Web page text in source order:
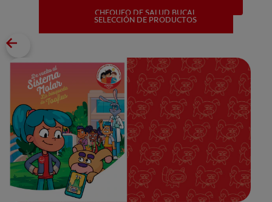
MISIÓN
CHEQUEO DE SALUD BUCAL
SELECCIÓN DE PRODUCTOS
PARA PROFESIONALES
CUPONES
DÓNDE COMPRAR
CHEQUEO DE SALUD BUCAL
SELECCIÓN DE PRODUCTOS